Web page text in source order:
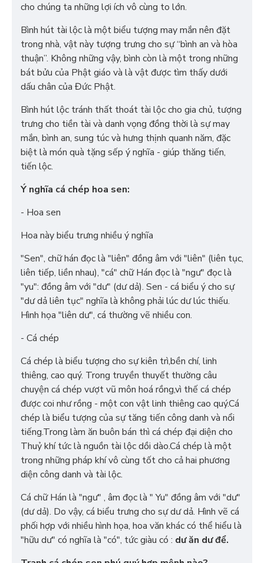
cho chúng ta những lợi ích vô cùng to lớn.
Bình hút tài lộc là một biểu tượng may mắn nên đặt
trong nhà, vật này tượng trưng cho sự “bình an và hòa
thuận”. Không những vậy, bình còn là một trong những
bát bửu của Phật giáo và là vật được tìm thấy dưới
dấu chân của Đức Phật.
Bình hút lộc tránh thất thoát tài lộc cho gia chủ, tượng
trưng cho tiền tài và danh vọng đồng thời là sự may
mắn, bình an, sung túc và hưng thịnh quanh năm, đặc
biệt là món quà tặng sếp ý nghĩa - giúp thăng tiến,
tiến lộc.
Ý nghĩa cá chép hoa sen:
- Hoa sen
Hoa này biểu trưng nhiều ý nghĩa
"Sen", chữ hán đọc là "liên" đồng âm với "liên" (liên tục,
liên tiếp, liền nhau), "cá" chữ Hán đọc là "ngư" đọc là
"yu": đồng âm với "dư" (dư dả). Sen - cá biểu ý cho sự
"dư dả liên tục" nghĩa là không phải lúc dư lúc thiếu.
Hình họa "liên dư", cá thường vẽ nhiều con.
- Cá chép
Cá chép là biểu tượng cho sự kiên trì,bền chí, linh
thiêng, cao quý. Trong truyền thuyết thường câu
chuyện cá chép vượt vũ môn hoá rồng,vì thế cá chép
được coi như rồng - một con vật linh thiêng cao quý.Cá
chép là biểu tượng của sự tăng tiến công danh và nổi
tiếng.Trong làm ăn buôn bán thì cá chép đại diện cho
Thuỷ khí tức là nguồn tài lộc dồi dào.Cá chép là một
trong những pháp khí vô cùng tốt cho cả hai phương
diện công danh và tài lộc.
Cá chữ Hán là "ngư" , âm đọc là " Yu" đồng âm với "dư"
(dư dả). Do vậy, cá biểu trưng cho sự dư dả. Hình vẽ cá
phối hợp với nhiều hình họa, hoa văn khác có thể hiểu là
"hữu dư" có nghĩa là "có", tức giàu có : dư ăn dư để.